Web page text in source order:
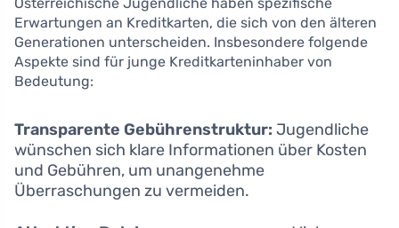
Österreichische Jugendliche haben spezifische
Erwartungen an Kreditkarten, die sich von den älteren
Generationen unterscheiden. Insbesondere folgende
Aspekte sind für junge Kreditkarteninhaber von
Bedeutung:
Transparente Gebührenstruktur: Jugendliche
wünschen sich klare Informationen über Kosten
und Gebühren, um unangenehme
Überraschungen zu vermeiden.